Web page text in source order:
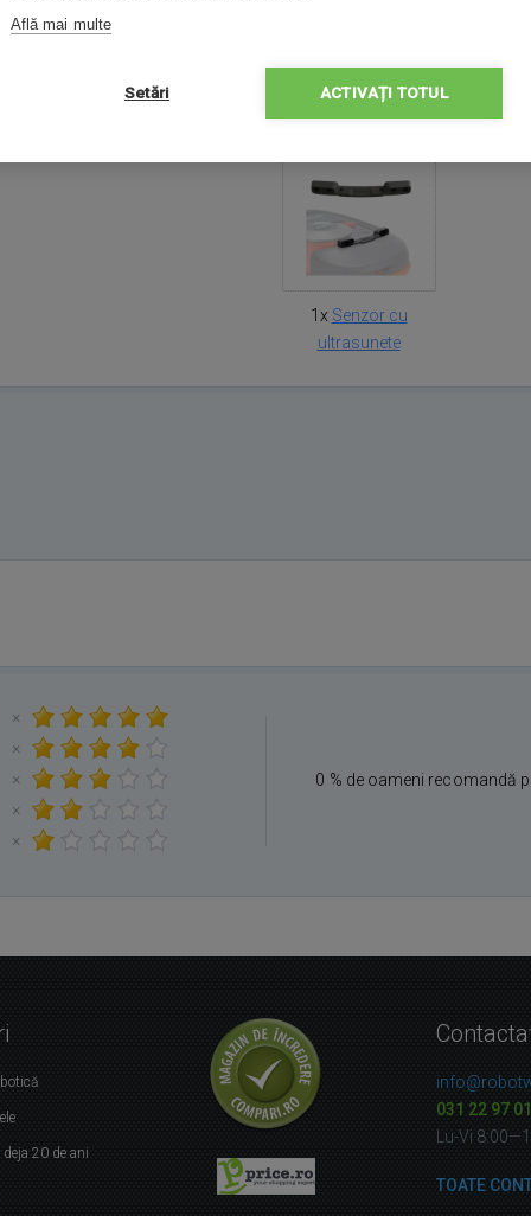
Conținut pachet
1x Senzor cu
ultrasunete
×
×
×
×
×
0 % de oameni recomandă
deja 20 de ani
031 22 97
Lu-Vi
TOATE
Află mai multe
Setări ACTIVAȚI TOTUL